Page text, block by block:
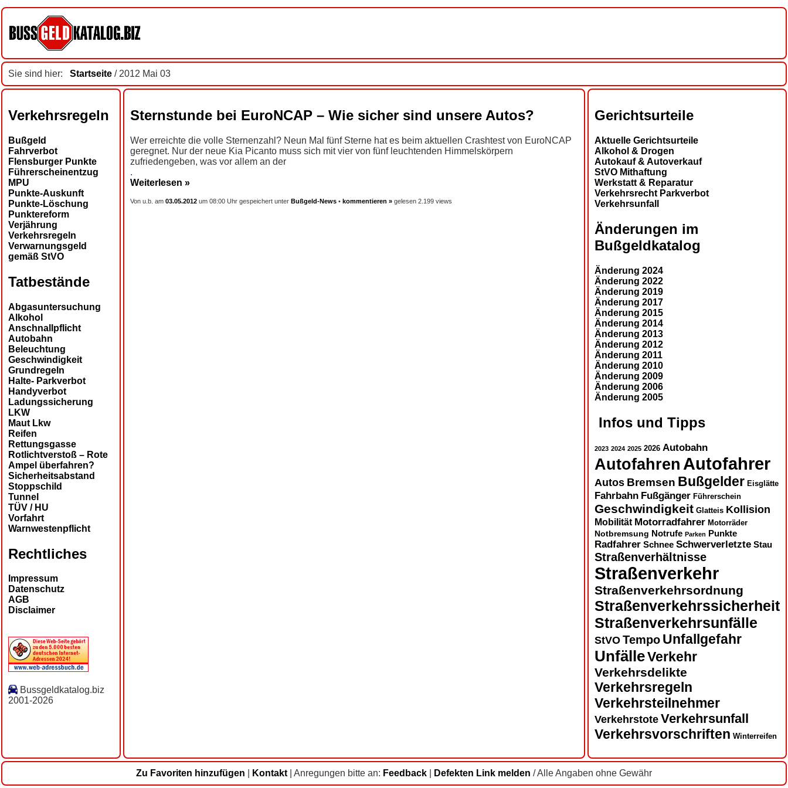
Sie sind hier: Startseite / 2012 Mai 03
Verkehrsregeln
Bußgeld
Fahrverbot
Flensburger Punkte
Führerscheinentzug
MPU
Punkte-Auskunft
Punkte-Löschung
Punktereform
Verjährung
Verkehrsregeln
Verwarnungsgeld
gemäß StVO
Tatbestände
Abgasuntersuchung
Alkohol
Anschnallpflicht
Autobahn
Beleuchtung
Geschwindigkeit
Grundregeln
Halte- Parkverbot
Handyverbot
Ladungssicherung
LKW
Maut Lkw
Reifen
Rettungsgasse
Rotlichtverstoß – Rote
Ampel überfahren?
Sicherheitsabstand
Stoppschild
Tunnel
TÜV / HU
Vorfahrt
Warnwestenpflicht
Rechtliches
Impressum
Datenschutz
AGB
Disclaimer
Bussgeldkatalog.biz
2001-2026
Sternstunde bei EuroNCAP – Wie sicher sind unsere Autos?
Wer erreichte die volle Sternenzahl? Neun Mal fünf Sterne hat es beim aktuellen Crashtest von EuroNCAP
geregnet. Nur der neue Kia Picanto muss sich mit vier von fünf leuchtenden Himmelskörpern
zufriedengeben, was vor allem an der
.
Weiterlesen »
Von u.b. am 03.05.2012 um 08:00 Uhr gespeichert unter Bußgeld-News • kommentieren » gelesen 2.199 views
Gerichtsurteile
Aktuelle Gerichtsurteile
Alkohol & Drogen
Autokauf & Autoverkauf
StVO Mithaftung
Werkstatt & Reparatur
Verkehrsrecht Parkverbot
Verkehrsunfall
Änderungen im
Bußgeldkatalog
Änderung 2024
Änderung 2022
Änderung 2019
Änderung 2017
Änderung 2015
Änderung 2014
Änderung 2013
Änderung 2012
Änderung 2011
Änderung 2010
Änderung 2009
Änderung 2006
Änderung 2005
Infos und Tipps
2023 2024 2025 2026 Autobahn
Autofahren Autofahrer
Autos Bremsen Bußgelder Eisglätte
Fahrbahn Fußgänger Führerschein
Geschwindigkeit Glatteis Kollision
Mobilität Motorradfahrer Motorräder
Notbremsung Notrufe Parken Punkte
Radfahrer Schnee Schwerverletzte Stau
Straßenverhältnisse
Straßenverkehr
Straßenverkehrsordnung
Straßenverkehrssicherheit
Straßenverkehrsunfälle
StVOTempo Unfallgefahr
UnfälleVerkehr
Verkehrsdelikte
Verkehrsregeln
Verkehrsteilnehmer
Verkehrstote Verkehrsunfall
Verkehrsvorschriften Winterreifen
Zu Favoriten hinzufügen Kontakt| Anregungen bitte an: Feedback Defekten Link melden / Alle Angaben ohne Gewähr